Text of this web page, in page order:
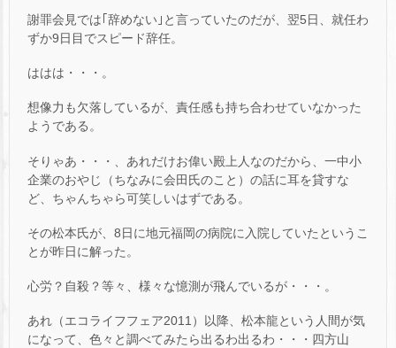
謝罪会見では｢辞めない｣と言っていたのだが、翌5日、就任わ
ずか9日目でスピード辞任。
ははは・・・。
想像力も欠落しているが、責任感も持ち合わせていなかった
ようである。
そりゃあ・・・、あれだけお偉い殿上人なのだから、一中小
企業のおやじ（ちなみに会田氏のこと）の話に耳を貸すな
ど、ちゃんちゃら可笑しいはずである。
その松本氏が、8日に地元福岡の病院に入院していたというこ
とが昨日に解った。
心労？自殺？等々、様々な憶測が飛んでいるが・・・。
あれ（エコライフフェア2011）以降、松本龍という人間が気
になって、色々と調べてみたら出るわ出るわ・・・四方山